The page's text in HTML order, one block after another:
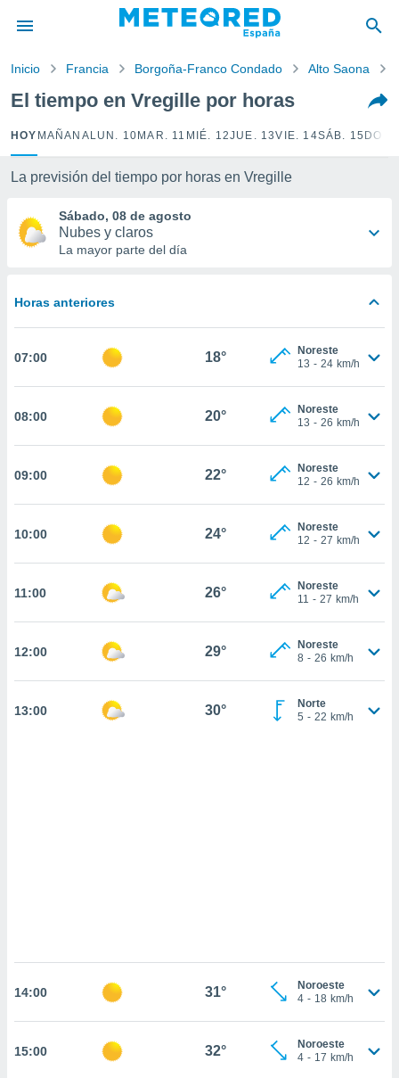
por
para
que se
calidad.
a este
y
digital
permite
seguir
coste.
a la
todas
nuestros
nos
análisis
perfil
CONFIGURACIÓN
Inicio Francia Borgoña-Franco Condado Alto Saona
El tiempo en Vregille por horas
HOY MAÑANA LUN. 10 MAR. 11 MIÉ. 12JUE. 13VIE. 14SÁB. 15
La previsión del tiempo por horas en Vregille
Sábado, 08 de agosto
Nubes y claros
La mayor parte del día
Horas anteriores
07:00 18°
Noreste
13 - 24 km/h
08:00 20°
Noreste
13 - 26 km/h
09:00 22°
Noreste
12 - 26 km/h
10:00 24°
Noreste
12 - 27 km/h
11:00 26°
Noreste
11 - 27 km/h
12:00 29°
Noreste
8 - 26 km/h
13:00 30°
Norte
5 - 22 km/h
14:00 31°
Noroeste
4 - 18 km/h
15:00 32°
Noroeste
4 - 17 km/h